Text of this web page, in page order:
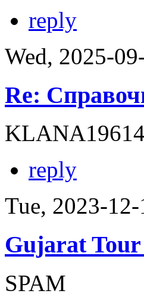
reply
Wed, 2025-
Re:
reply
Tue, 2023-
Gujarat Tour
SPAM